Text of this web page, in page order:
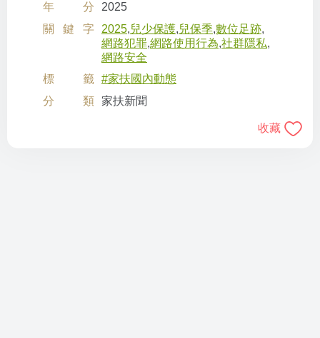
年分
2025
關鍵字
2025,兒少保護,兒保季,數位足跡,
網路犯罪,網路使用行為,社群隱私,
網路安全
標籤
#家扶國內動態
分類 家扶新聞
收藏